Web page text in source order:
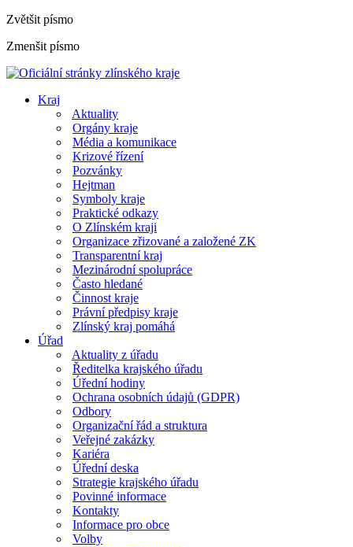
Zvětšit písmo
Zmenšit písmo
Kraj
Aktuality
Orgány kraje
Média a komunikace
Krizové řízení
Pozvánky
Hejtman
Symboly kraje
Praktické odkazy
O Zlínském kraji
Organizace zřizované a založené ZK
Transparentní kraj
Mezinárodní spolupráce
Často hledané
Činnost kraje
Právní předpisy kraje
Zlínský kraj pomáhá
Úřad
Aktuality z úřadu
Ředitelka krajského úřadu
Úřední hodiny
Ochrana osobních údajů (GDPR)
Odbory
Organizační řád a struktura
Veřejné zakázky
Kariéra
Úřední deska
Strategie krajského úřadu
Povinné informace
Kontakty
Informace pro obce
Volby